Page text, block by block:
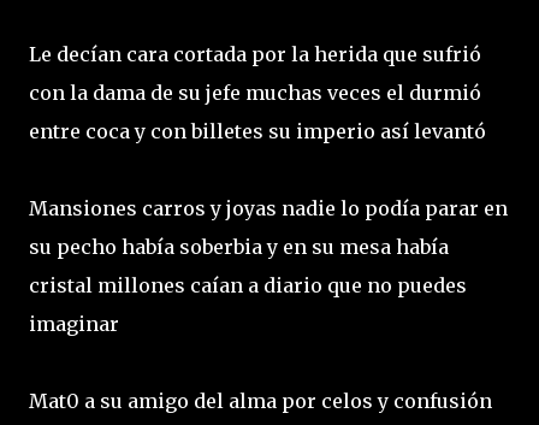
Le decían cara cortada por la herida que sufrió
con la dama de su jefe muchas veces el durmió
entre coca y con billetes su imperio así levantó
Mansiones carros y joyas nadie lo podía parar en
su pecho había soberbia y en su mesa había
cristal millones caían a diario que no puedes
imaginar
Mat0 a su amigo del alma por celos y confusión